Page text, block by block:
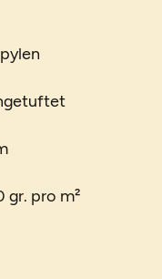
gr. pro m²